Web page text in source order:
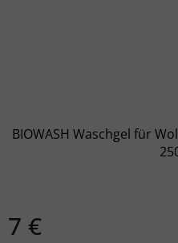
BIOWASH Waschgel für
7 €